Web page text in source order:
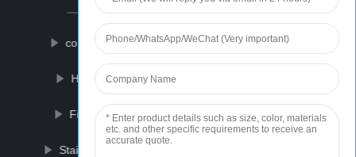
congélateurs ULT Wind Turbine Inverter
Hemp Cotton T Shirt
Fishing Magnet electronic stethoscope
Stainless Steel Pet Cage